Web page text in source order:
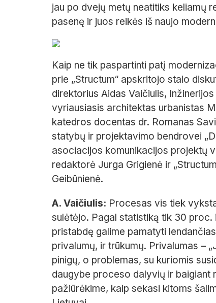
jau po dvejų metų neatitiks keliamų
pasenę ir juos reikės iš naujo
Kaip ne tik paspartinti patį
prie „Structum“ apskritojo stalo
direktorius Aidas Vaičiulis,
vyriausiasis architektas urbanistas
katedros docentas dr. Romanas
statybų ir projektavimo bendrovei
asociacijos komunikacijos projektų
redaktorė Jurga Grigienė ir
Geibūnienė.
A. Vaičiulis: Procesas vis tiek
sulėtėjo. Pagal statistiką tik 30
pristabdę galime pamatyti
privalumų, ir trūkumų. Privalumas –
pinigų, o problemas, su kuriomis
daugybe proceso dalyvių ir baigiant
pažiūrėkime, kaip sekasi kitoms